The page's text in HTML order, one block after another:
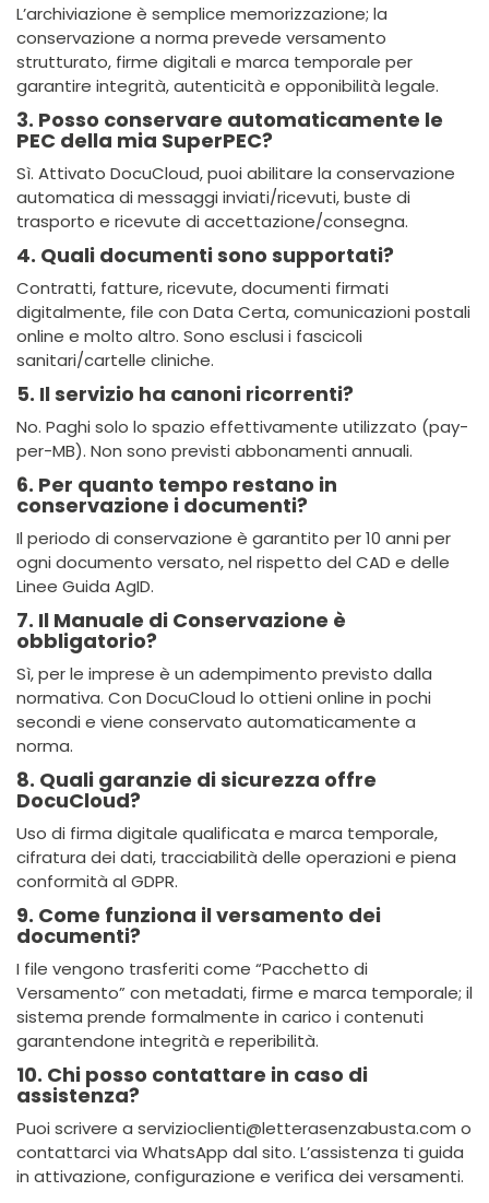
L’archiviazione è semplice memorizzazione; la
conservazione a norma prevede versamento
strutturato, firme digitali e marca temporale per
garantire integrità, autenticità e opponibilità legale.
3. Posso conservare automaticamente le
PEC della mia SuperPEC?
Sì. Attivato DocuCloud, puoi abilitare la conservazione
automatica di messaggi inviati/ricevuti, buste di
trasporto e ricevute di accettazione/consegna.
4. Quali documenti sono supportati?
Contratti, fatture, ricevute, documenti firmati
digitalmente, file con Data Certa, comunicazioni postali
online e molto altro. Sono esclusi i fascicoli
sanitari/cartelle cliniche.
5. Il servizio ha canoni ricorrenti?
No. Paghi solo lo spazio effettivamente utilizzato (pay-
per-MB). Non sono previsti abbonamenti annuali.
6. Per quanto tempo restano in
conservazione i documenti?
Il periodo di conservazione è garantito per 10 anni per
ogni documento versato, nel rispetto del CAD e delle
Linee Guida AgID.
7. Il Manuale di Conservazione è
obbligatorio?
Sì, per le imprese è un adempimento previsto dalla
normativa. Con DocuCloud lo ottieni online in pochi
secondi e viene conservato automaticamente a
norma.
8. Quali garanzie di sicurezza offre
DocuCloud?
Uso di firma digitale qualificata e marca temporale,
cifratura dei dati, tracciabilità delle operazioni e piena
conformità al GDPR.
9. Come funziona il versamento dei
documenti?
I file vengono trasferiti come “Pacchetto di
Versamento” con metadati, firme e marca temporale; il
sistema prende formalmente in carico i contenuti
garantendone integrità e reperibilità.
10. Chi posso contattare in caso di
assistenza?
Puoi scrivere a servizioclienti@letterasenzabusta.com o
contattarci via WhatsApp dal sito. L’assistenza ti guida
in attivazione, configurazione e verifica dei versamenti.